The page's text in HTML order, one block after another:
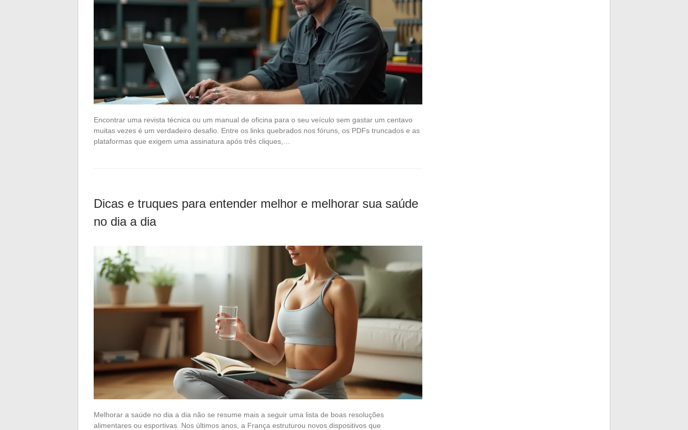
Encontrar uma revista técnica ou um manual de oficina para o seu veículo sem gastar um centavo
muitas vezes é um verdadeiro desafio. Entre os links quebrados nos fóruns, os PDFs truncados e as
plataformas que exigem uma assinatura após três cliques,…
Dicas e truques para entender melhor e melhorar sua saúde
no dia a dia
Melhorar a saúde no dia a dia não se resume mais a seguir uma lista de boas resoluções
alimentares ou esportivas. Nos últimos anos, a França estruturou novos dispositivos que